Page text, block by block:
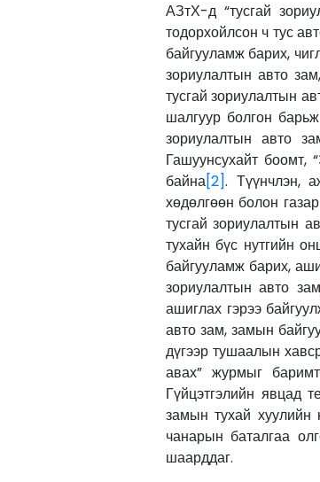
АЗтХ-д “тусгай
тодорхойлсон ч тус
байгууламж барих,
зориулалтын авто
тусгай зориулалтын
шалгуур болгон
зориулалтын авто
Гашуунсухайт боомт,
байна[2]. Түүнчлэн,
хөдөлгөөн болон
тусгай зориулалтын
тухайн бүс нутгийн
байгууламж барих,
зориулалтын авто
ашиглах гэрээ
авто зам, замын
дүгээр тушаалын
авах” журмыг
Гүйцэтгэлийн явцад
замын тухай хуулийн
чанарын баталгаа
шаарддаг.